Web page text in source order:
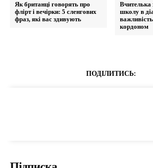
Як британці говорять про
флірт і вечірки: 5 сленгових
фраз, які вас здивують
Вчителька
школу в
кордоном
ПОДІЛИТИСЬ: